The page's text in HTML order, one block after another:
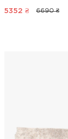
5352 ₴ 6690 ₴